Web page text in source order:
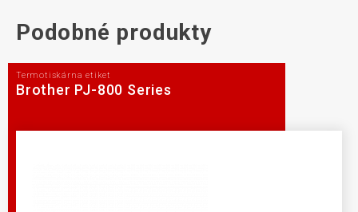
Podobné produkty
Termotiskárna etiket
Brother PJ-800 Series